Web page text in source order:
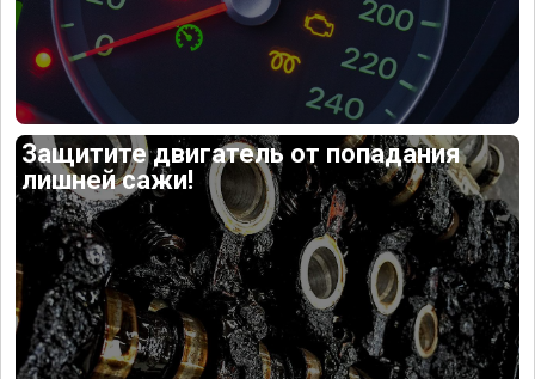
Защитите двигатель от попадания
лишней сажи!